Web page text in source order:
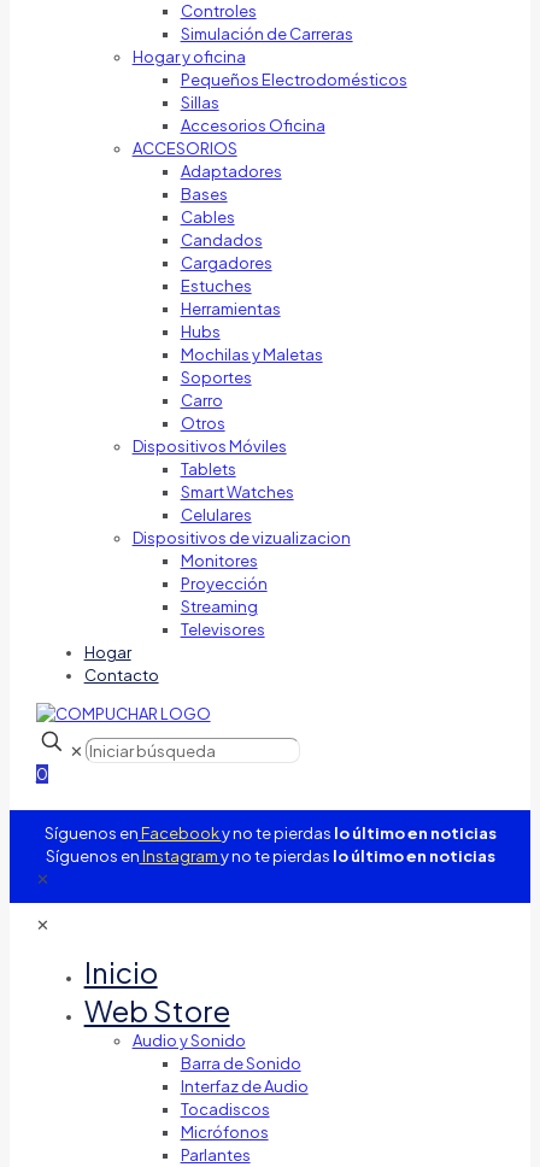
Controles
Simulación de Carreras
Hogar y oficina
Pequeños Electrodomésticos
Sillas
Accesorios Oficina
ACCESORIOS
Adaptadores
Bases
Cables
Candados
Cargadores
Estuches
Herramientas
Hubs
Mochilas y Maletas
Soportes
Carro
Otros
Dispositivos Móviles
Tablets
Smart Watches
Celulares
Dispositivos de vizualizacion
Monitores
Proyección
Streaming
Televisores
Hogar
Contacto
✕
0
Síguenos enFacebooky no te pierdas lo último en noticias
Síguenos enInstagramy no te pierdas lo último en noticias
✕
✕
Inicio
Web Store
Audio y Sonido
Barra de Sonido
Interfaz de Audio
Tocadiscos
Micrófonos
Parlantes